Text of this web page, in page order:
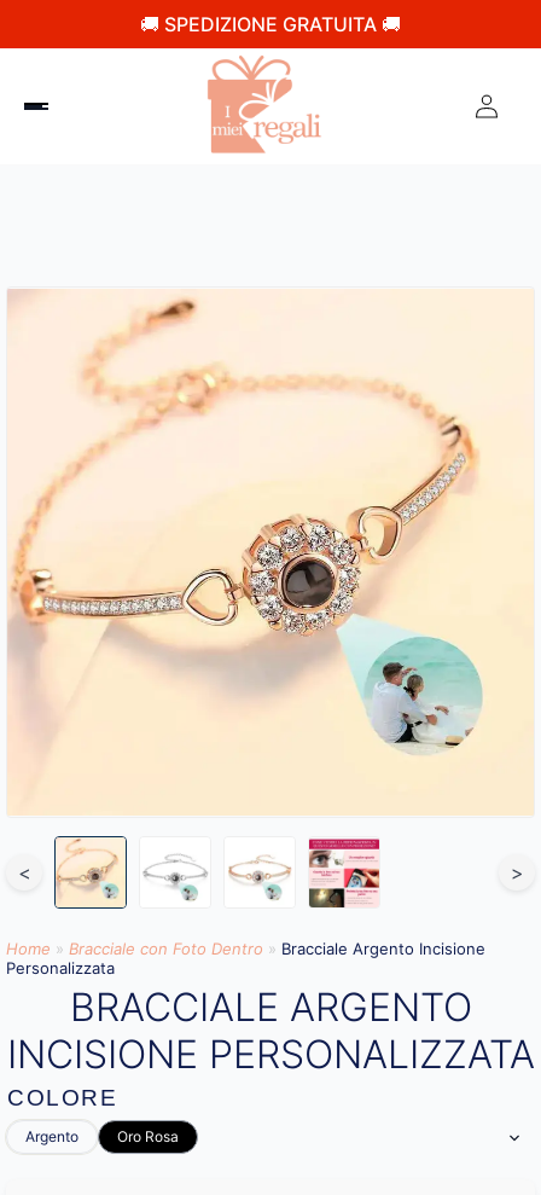
🚚 SPEDIZIONE GRATUITA 🚚
< >
Home » Bracciale con Foto Dentro​ » Bracciale Argento Incisione
Personalizzata
BRACCIALE ARGENTO
INCISIONE PERSONALIZZATA
COLORE
Argento Oro Rosa